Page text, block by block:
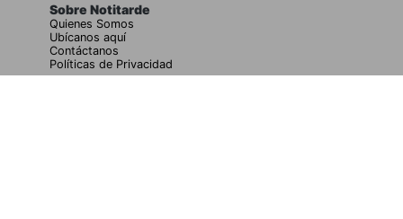
Sobre Notitarde
Quienes Somos
Ubícanos aquí
Contáctanos
Políticas de Privacidad